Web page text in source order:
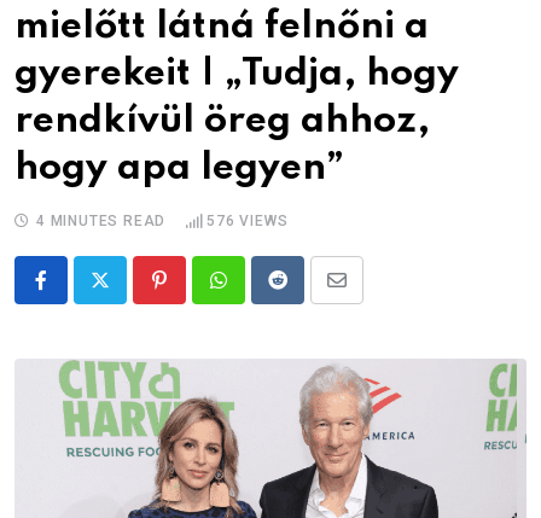
mielőtt látná felnőni a
gyerekeit | „Tudja, hogy
rendkívül öreg ahhoz,
hogy apa legyen”
4 MINUTES READ 576 VIEWS
PinterestWhatsappRedditShare
Email